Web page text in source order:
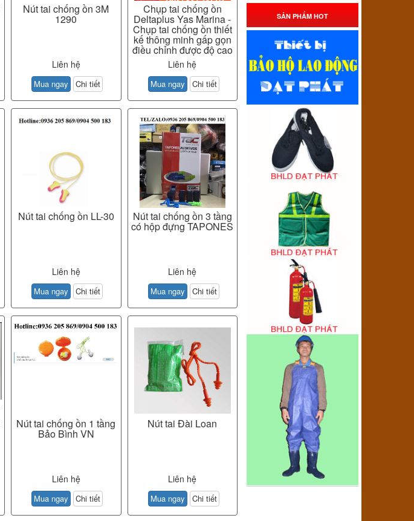
Nút tai chống ồn 3M
1290
Liên hệ
Mua ngay Chi tiết
Chụp tai chống ồn
Deltaplus Yas Marina -
Chụp tai chống ồn thiết
kế thông minh gấp gọn
điều chỉnh được độ cao
Liên hệ
Mua ngay Chi tiết
Nút tai chống ồn LL-30
Liên hệ
Mua ngay Chi tiết
Nút tai chống ồn 3 tầng
có hộp đựng TAPONES
Liên hệ
Mua ngay Chi tiết
Nút tai chống ồn 1 tầng
Bảo Bình VN
Liên hệ
Mua ngay Chi tiết
Nút tai Đài Loan
Liên hệ
Mua ngay Chi tiết
SẢN PHẨM HOT